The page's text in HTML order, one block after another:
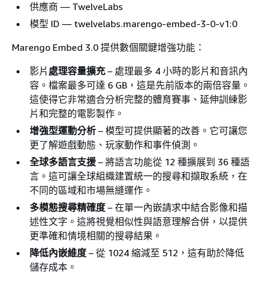
供應商 — TwelveLabs
模型 ID — twelvelabs.marengo-embed-3-0-v1:0
Marengo Embed 3.0 提供數個關鍵增強功能：
影片 處理容量擴充 – 處理最多 4 小時的影片和音訊內
容。檔案最多可達 6 GB，這是先前版本的兩倍容量。
這使得它非常適合分析完整的體育賽事、延伸訓練影
片和完整的電影製作。
增強型運動分析 – 模型可提供顯著的改善。它可讓您
更了解遊戲動態、玩家動作和事件偵測。
全球多語言支援 – 將語言功能從 12 種擴展到 36 種語
言。這可讓全球組織建置統一的搜尋和擷取系統，在
不同的區域和市場無縫運作。
多模態搜尋精確度 – 在單一內嵌請求中結合影像和描
述性文字。這將視覺相似性與語意理解合併，以提供
更準確和情境相關的搜尋結果。
降低內嵌維度 – 從 1024 縮減至 512，這有助於降低
儲存成本。